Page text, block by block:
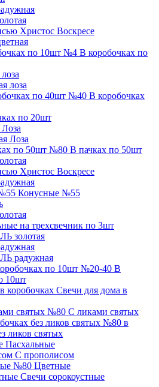
Христос Воскресе
№4 В коробочках по
лоза
№40 В коробочках
по 20шт
Лоза
Лоза
№80 В пачках по 50шт
Христос Воскресе
Конусные №55
на трехсвечник по 3шт
золотая
радужная
№20-40 В
10шт
Свечи для дома в
№80 С ликами святых
№80 в
ликов святых
Пасхальные
С прополисом
№80 Цветные
Свечи сорокоустные